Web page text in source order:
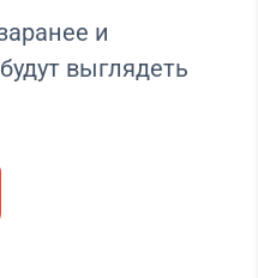
и
выглядеть